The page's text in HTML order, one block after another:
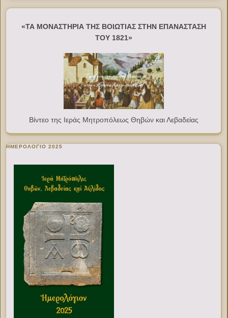
«ΤΑ ΜΟΝΑΣΤΗΡΙΑ ΤΗΣ ΒΟΙΩΤΙΑΣ ΣΤΗΝ ΕΠΑΝΑΣΤΑΣΗ
ΤΟΥ 1821»
Βίντεο της Ιεράς Μητροπόλεως Θηβών και Λεβαδείας
ΗΜΕΡΟΛΟΓΙΟ 2025